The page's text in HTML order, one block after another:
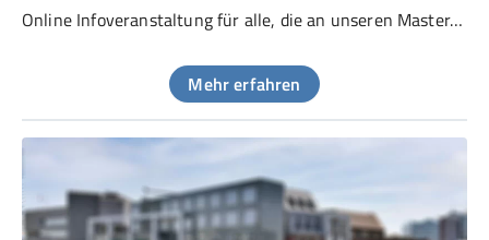
Online Infoveranstaltung für alle, die an unseren Master-Studiengängen interessiert sind
Mehr erfahren